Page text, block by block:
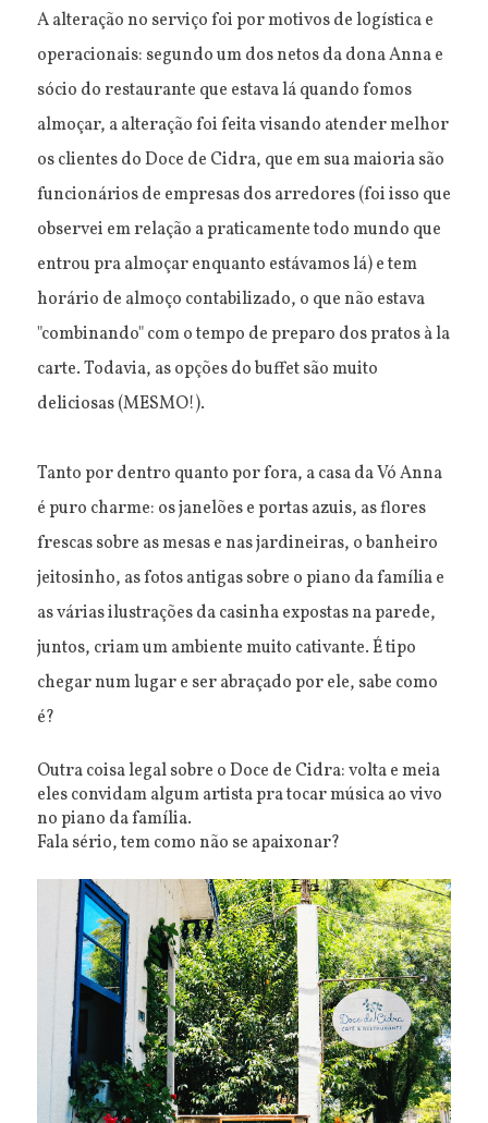
A alteração no serviço foi por motivos de logística e
operacionais: segundo um dos netos da dona Anna e
sócio do restaurante que estava lá quando fomos
almoçar, a alteração foi feita visando atender melhor
os clientes do Doce de Cidra, que em sua maioria são
funcionários de empresas dos arredores (foi isso que
observei em relação a praticamente todo mundo que
entrou pra almoçar enquanto estávamos lá) e tem
horário de almoço contabilizado, o que não estava
"combinando" com o tempo de preparo dos pratos à la
carte. Todavia, as opções do buffet são muito
deliciosas (MESMO!).
Tanto por dentro quanto por fora, a casa da Vó Anna
é puro charme: os janelões e portas azuis, as flores
frescas sobre as mesas e nas jardineiras, o banheiro
jeitosinho, as fotos antigas sobre o piano da família e
as várias ilustrações da casinha expostas na parede,
juntos, criam um ambiente muito cativante. É tipo
chegar num lugar e ser abraçado por ele, sabe como
é?
Outra coisa legal sobre o Doce de Cidra: volta e meia
eles convidam algum artista pra tocar música ao vivo
no piano da família.
Fala sério, tem como não se apaixonar?